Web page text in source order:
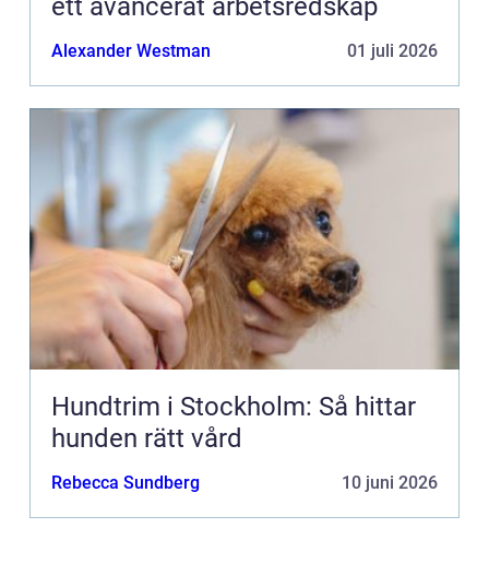
ett avancerat arbetsredskap
Alexander Westman 01 juli 2026
Hundtrim i Stockholm: Så hittar
hunden rätt vård
Rebecca Sundberg 10 juni 2026